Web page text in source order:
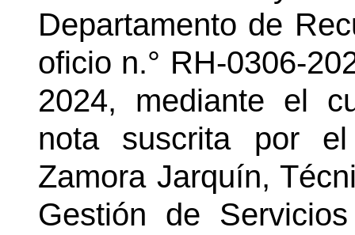
Departamento de
oficio n.° RH-0306-
2024, mediante el
nota suscrita por
Zamora Jarquín,
Gestión de